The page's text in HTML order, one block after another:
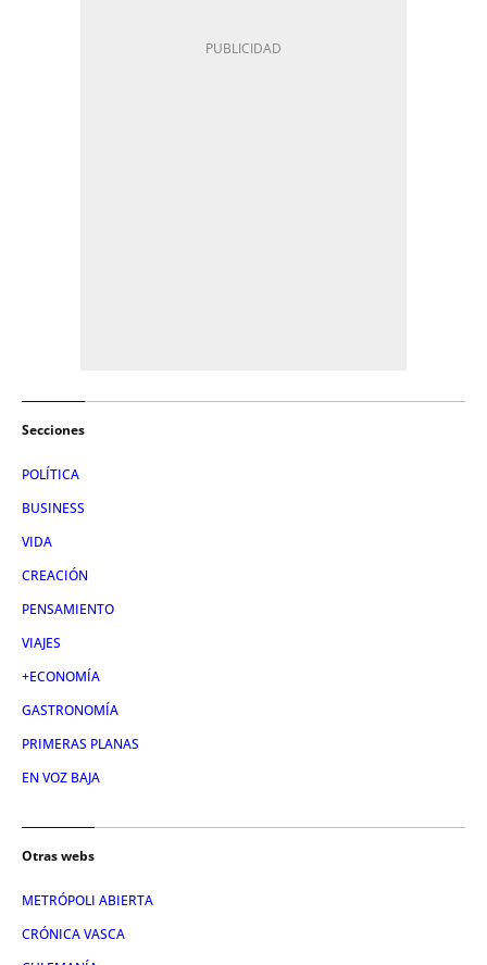
Secciones
POLÍTICA
BUSINESS
VIDA
CREACIÓN
PENSAMIENTO
VIAJES
+ECONOMÍA
GASTRONOMÍA
PRIMERAS PLANAS
EN VOZ BAJA
Otras webs
METRÓPOLI ABIERTA
CRÓNICA VASCA